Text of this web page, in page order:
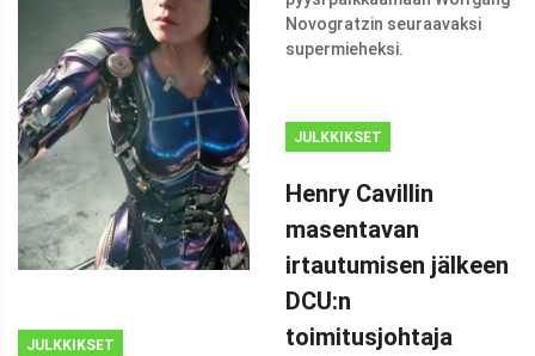
JULKKIKSET
JULKKIKSET
Henry Cavillin
masentavan
irtautumisen jälkeen
DCU:n
toimitusjohtaja